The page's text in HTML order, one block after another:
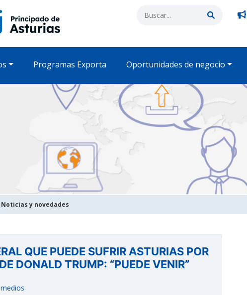
Programas Exporta Oportunidades de negocio
Noticias y novedades
QUE PUEDE SUFRIR ASTURIAS POR
DONALD TRUMP: “PUEDE VENIR”